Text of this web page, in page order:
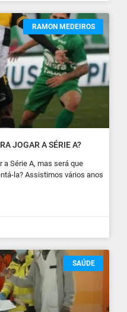
RAMON MEDEIROS
JOGAR A SÉRIE A?
a Série A, mas será que
la? Assistimos vários anos
SAÚDE